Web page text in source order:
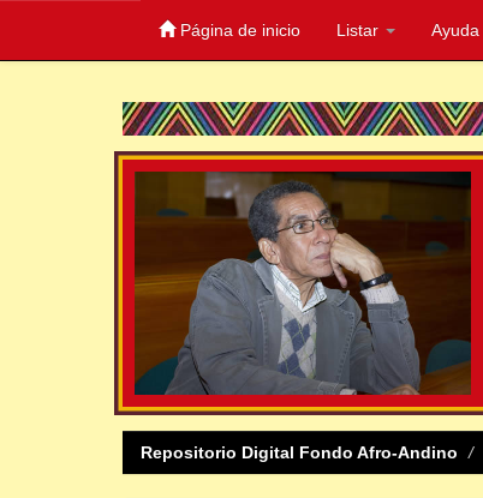
Página de inicio Listar Ayuda
Repositorio Digital Fondo Afro-Andino